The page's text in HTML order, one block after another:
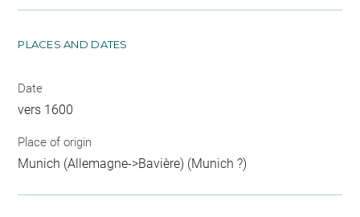
PLACES AND DATES
Date
vers 1600
Place of origin
Munich (Allemagne->Bavière) (Munich ?)